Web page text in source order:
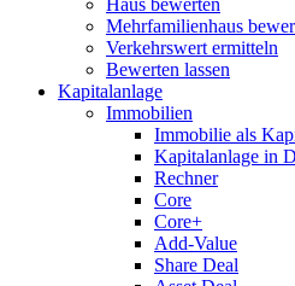
Mehrfamilienhaus
Verkehrswert ermitteln
Bewerten lassen
Kapitalanlage
Immobilien
Immobilie als
Kapitalanlage in
Rechner
Core
Core+
Add-Value
Share Deal